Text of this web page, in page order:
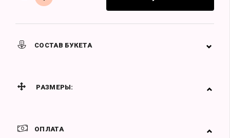
СОСТАВ БУКЕТА
РАЗМЕРЫ:
ОПЛАТА